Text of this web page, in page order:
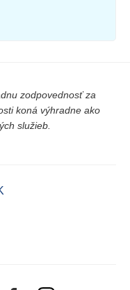
zodpovednosť za
koná výhradne ako
služieb.